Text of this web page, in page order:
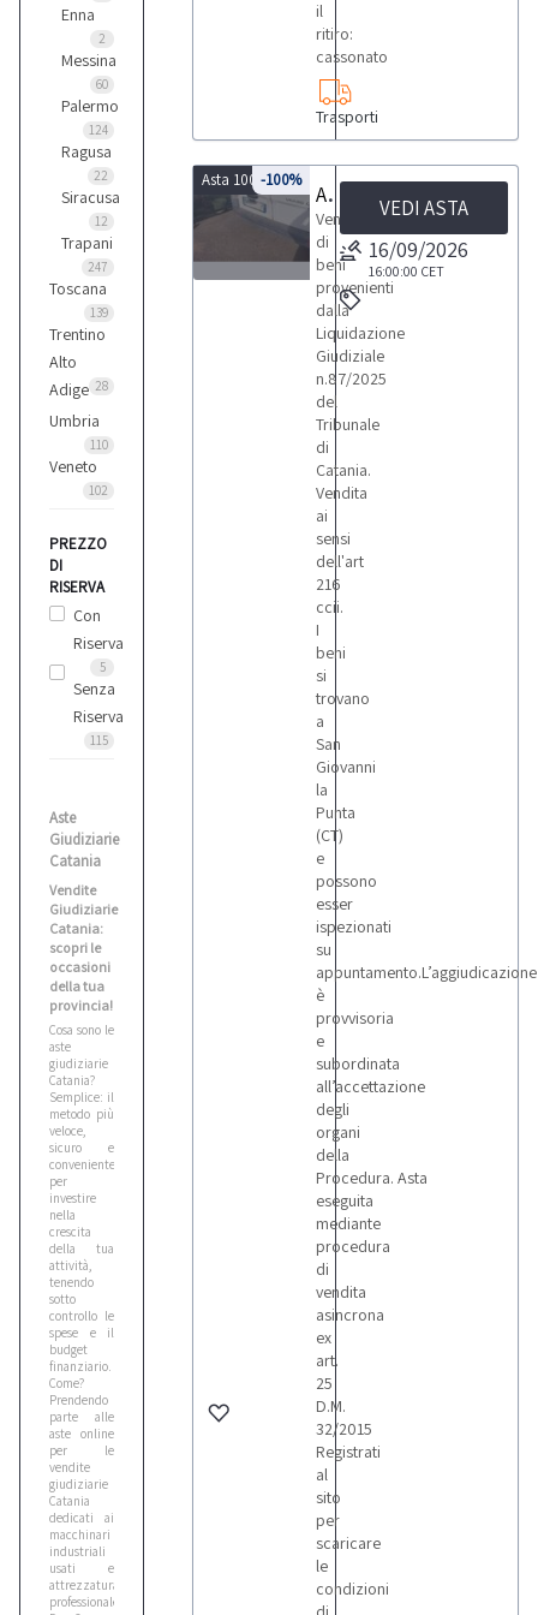
Enna
2
Messina
60
Palermo
124
Ragusa
22
Siracusa
12
Trapani
247
Toscana
139
Trentino
Alto
Adige 28
Umbria
110
Veneto
102
PREZZO
DI
RISERVA
Con
Riserva
5
Senza
Riserva
115
Aste
Giudiziarie
Catania
Vendite
Giudiziarie
Catania:
scopri le
occasioni
della tua
provincia!
Cosa sono le
aste
giudiziarie
Catania?
Semplice: il
metodo più
veloce,
sicuro e
conveniente
per
investire
nella
crescita
della tua
attività,
tenendo
sotto
controllo le
spese e il
budget
finanziario.
Come?
Prendendo
parte alle
aste online
per le
vendite
giudiziarie
Catania
dedicati ai
macchinari
industriali
usati e
attrezzatura
professionale.
il
ritiro:
cassonato
Trasporti
Asta 10060-100%
Autocarro Opel Adam Vivaro
Vendita
di
beni
provenienti
dalla
Liquidazione
Giudiziale
n.87/2025
del
Tribunale
di
Catania.
Vendita
ai
sensi
dell'art
216
ccii.
I
beni
si
trovano
a
San
Giovanni
la
Punta
(CT)
e
possono
esser
ispezionati
su
appuntamento.L’aggiudicazione
è
provvisoria
e
subordinata
all’accettazione
degli
organi
della
Procedura. Asta
eseguita
mediante
procedura
di
vendita
asincrona
ex
art.
25
D.M.
32/2015
Registrati
al
sito
per
scaricare
le
condizioni
VEDI ASTA
16/09/2026
16:00:00 CET